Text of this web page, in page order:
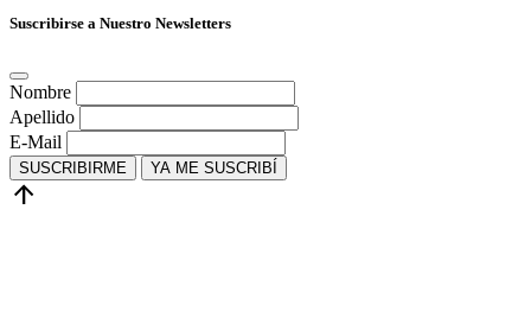
Suscribirse a Nuestro Newsletters
Nombre
Apellido
E-Mail
SUSCRIBIRME YA ME SUSCRIBÍ
arrow_upward